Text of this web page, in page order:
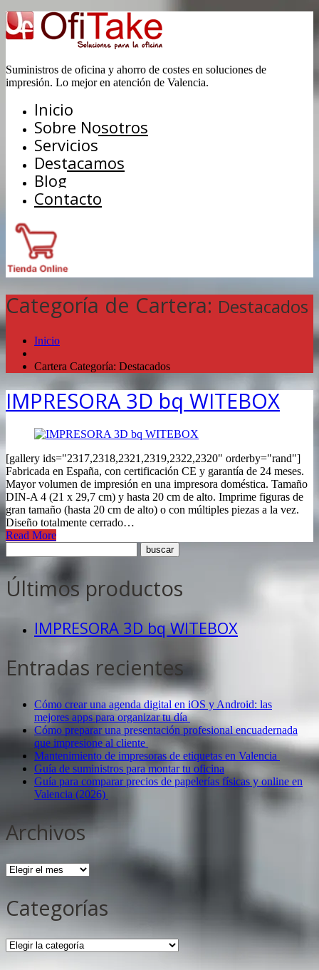
Suministros de oficina y ahorro de costes en soluciones de
impresión. Lo mejor en atención de Valencia.
Inicio
Sobre Nosotros
Servicios
Destacamos
Blog
Contacto
Categoría de Cartera: Destacados
Inicio
Cartera Categoría: Destacados
IMPRESORA 3D bq WITEBOX
[gallery ids="2317,2318,2321,2319,2322,2320" orderby="rand"]
Fabricada en España, con certificación CE y garantía de 24 meses.
Mayor volumen de impresión en una impresora doméstica. Tamaño
DIN-A 4 (21 x 29,7 cm) y hasta 20 cm de alto. Imprime figuras de
gran tamaño (hasta 20 cm de alto) o con múltiples piezas a la vez.
Diseño totalmente cerrado…
Read More
Últimos productos
IMPRESORA 3D bq WITEBOX
Entradas recientes
Cómo crear una agenda digital en iOS y Android: las
mejores apps para organizar tu día
Cómo preparar una presentación profesional encuadernada
que impresione al cliente
Mantenimiento de impresoras de etiquetas en Valencia
Guía de suministros para montar tu oficina
Guía para comparar precios de papelerías físicas y online en
Valencia (2026)
Archivos
Archivos
Categorías
Categorías